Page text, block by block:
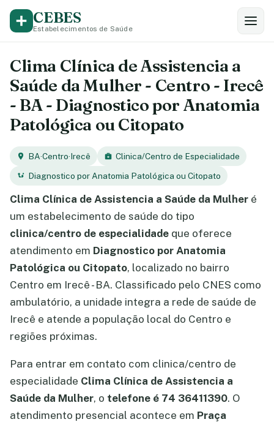
CEBES
Estabelecimentos de Saúde
Clima Clínica de Assistencia a
Saúde da Mulher - Centro - Irecê
- BA - Diagnostico por Anatomia
Patológica ou Citopato
BA·Centro·Irecê
Clinica/Centro de Especialidade
Diagnostico por Anatomia Patológica ou Citopato
Clima Clínica de Assistencia a Saúde da Mulher é
um estabelecimento de saúde do tipo
clinica/centro de especialidade que oferece
atendimento em Diagnostico por Anatomia
Patológica ou Citopato, localizado no bairro
Centro em Irecê - BA. Classificado pelo CNES como
ambulatório, a unidade integra a rede de saúde de
Irecê e atende a população local do Centro e
regiões próximas.
Para entrar em contato com clinica/centro de
especialidade Clima Clínica de Assistencia a
Saúde da Mulher, o telefone é 74 36411390. O
atendimento presencial acontece em Praça